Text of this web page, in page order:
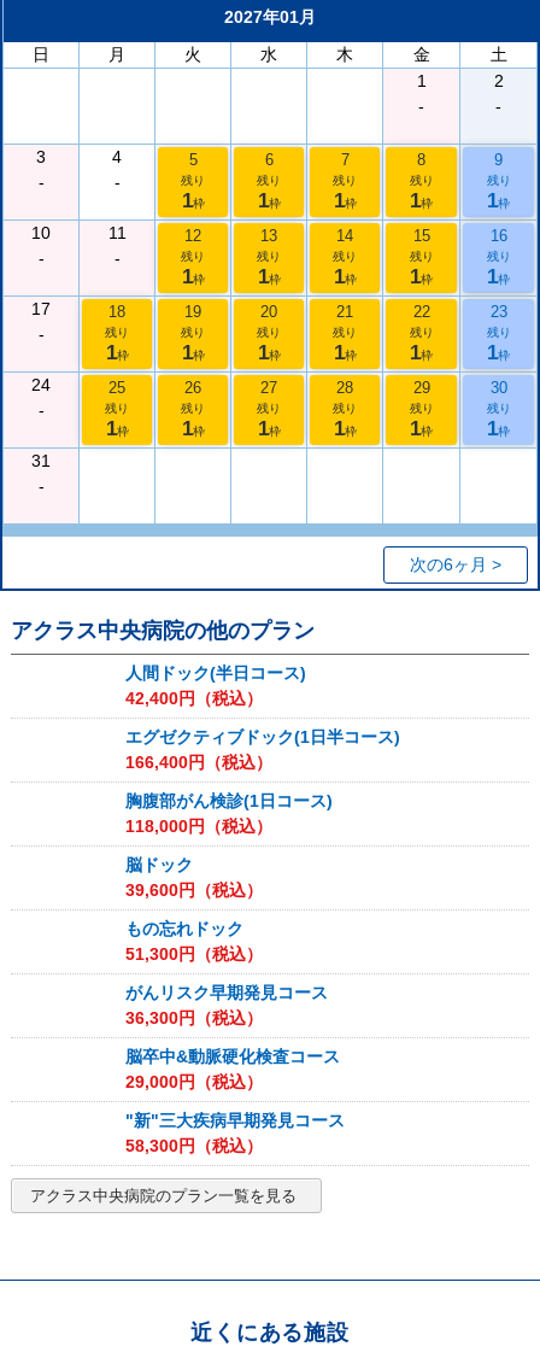
2027年01月
日
月 火 水 木 金
土
1
-
2
-
3
-
4
-
5
残り
1枠
6
残り
1枠
7
残り
1枠
8
残り
1枠
9
残り
1枠
10
-
11
-
12
残り
1枠
13
残り
1枠
14
残り
1枠
15
残り
1枠
16
残り
1枠
17
-
18
残り
1枠
19
残り
1枠
20
残り
1枠
21
残り
1枠
22
残り
1枠
23
残り
1枠
24
-
25
残り
1枠
26
残り
1枠
27
残り
1枠
28
残り
1枠
29
残り
1枠
30
残り
1枠
31
-
次の6ヶ月 >
アクラス中央病院の他のプラン
人間ドック(半日コース)
42,400円（税込）
エグゼクティブドック(1日半コース)
166,400円（税込）
胸腹部がん検診(1日コース)
118,000円（税込）
脳ドック
39,600円（税込）
もの忘れドック
51,300円（税込）
がんリスク早期発見コース
36,300円（税込）
脳卒中&動脈硬化検査コース
29,000円（税込）
"新"三大疾病早期発見コース
58,300円（税込）
アクラス中央病院のプラン一覧を見る
近くにある施設